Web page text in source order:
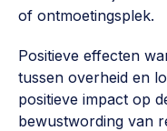
Meebeslissen
Uitdaagrecht,
Samenwerken en
Lobbyen, invloed
of ontmoetingsplek.
Positieve effecten
tussen overheid en
positieve impact op
bewustwording van